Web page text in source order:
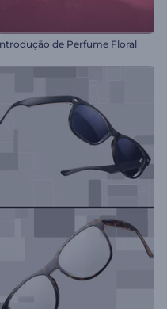
de Perfume Floral